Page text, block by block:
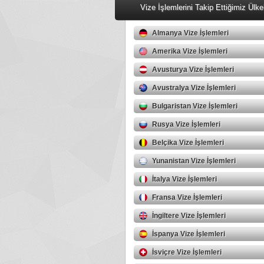
Vize İşlemlerini Takip Ettiğimiz
Almanya Vize İşlemleri
Amerika Vize İşlemleri
Avusturya Vize İşlemleri
Avustralya Vize İşlemleri
Bulgaristan Vize İşlemleri
Rusya Vize İşlemleri
Belçika Vize İşlemleri
Yunanistan Vize İşlemleri
İtalya Vize İşlemleri
Fransa Vize İşlemleri
İngiltere Vize İşlemleri
İspanya Vize İşlemleri
İsviçre Vize İşlemleri